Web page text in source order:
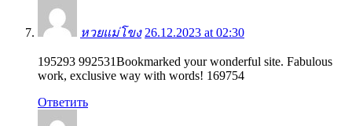
หวยแม่โขง 26.12.2023 at 02:30
195293 992531Bookmarked your wonderful site. Fabulous
work, exclusive way with words! 169754
Ответить